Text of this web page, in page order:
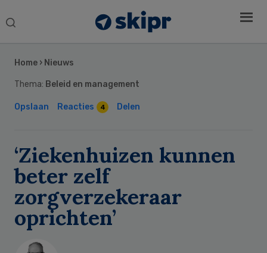
Search
Home › Nieuws
Thema: Beleid en management
Opslaan Reacties 4 Delen
‘Ziekenhuizen kunnen
beter zelf
zorgverzekeraar
oprichten’
Sidebar